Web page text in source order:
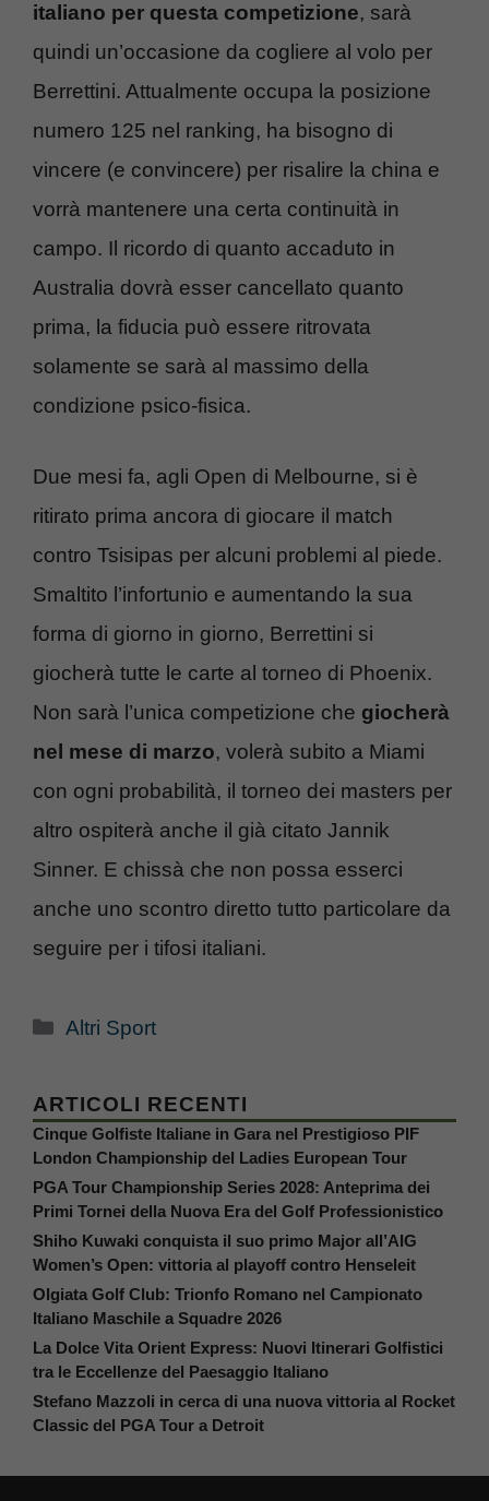
italiano per questa competizione, sarà
quindi un’occasione da cogliere al volo per
Berrettini. Attualmente occupa la posizione
numero 125 nel ranking, ha bisogno di
vincere (e convincere) per risalire la china e
vorrà mantenere una certa continuità in
campo. Il ricordo di quanto accaduto in
Australia dovrà esser cancellato quanto
prima, la fiducia può essere ritrovata
solamente se sarà al massimo della
condizione psico-fisica.
Due mesi fa, agli Open di Melbourne, si è
ritirato prima ancora di giocare il match
contro Tsisipas per alcuni problemi al piede.
Smaltito l’infortunio e aumentando la sua
forma di giorno in giorno, Berrettini si
giocherà tutte le carte al torneo di Phoenix.
Non sarà l’unica competizione che giocherà
nel mese di marzo, volerà subito a Miami
con ogni probabilità, il torneo dei masters per
altro ospiterà anche il già citato Jannik
Sinner. E chissà che non possa esserci
anche uno scontro diretto tutto particolare da
seguire per i tifosi italiani.
Categorie
Altri Sport
ARTICOLI RECENTI
Cinque Golfiste Italiane in Gara nel Prestigioso PIF
London Championship del Ladies European Tour
PGA Tour Championship Series 2028: Anteprima dei
Primi Tornei della Nuova Era del Golf Professionistico
Shiho Kuwaki conquista il suo primo Major all’AIG
Women’s Open: vittoria al playoff contro Henseleit
Olgiata Golf Club: Trionfo Romano nel Campionato
Italiano Maschile a Squadre 2026
La Dolce Vita Orient Express: Nuovi Itinerari Golfistici
tra le Eccellenze del Paesaggio Italiano
Stefano Mazzoli in cerca di una nuova vittoria al Rocket
Classic del PGA Tour a Detroit